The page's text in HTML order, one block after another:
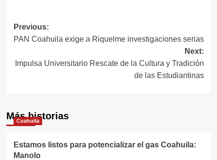
Navegación
de
entradas
Previous:
PAN Coahuila exige a Riquelme investigaciones serias
Next:
Impulsa Universitario Rescate de la Cultura y Tradición
de las Estudiantinas
Más historias
Coahuila
Estamos listos para potencializar el gas Coahuila:
Manolo